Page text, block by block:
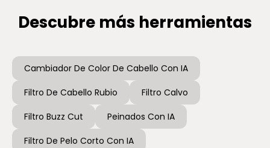
Descubre más herramientas
Cambiador De Color De Cabello Con IA
Filtro De Cabello Rubio
Filtro Calvo
Filtro Buzz Cut
Peinados Con IA
Filtro De Pelo Corto Con IA